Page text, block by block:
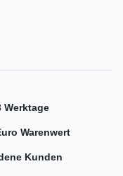
Werktage
Warenwert
Kunden